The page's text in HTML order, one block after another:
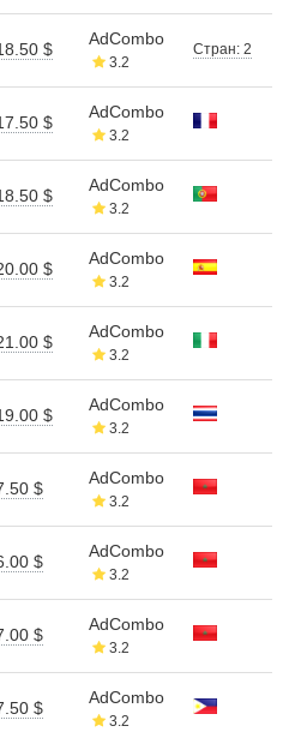
$
AdCombo
3.2
Стран: 2
$
AdCombo
3.2
$
AdCombo
3.2
$
AdCombo
3.2
$
AdCombo
3.2
$
AdCombo
3.2
$
AdCombo
3.2
$
AdCombo
3.2
$
AdCombo
3.2
$
AdCombo
3.2